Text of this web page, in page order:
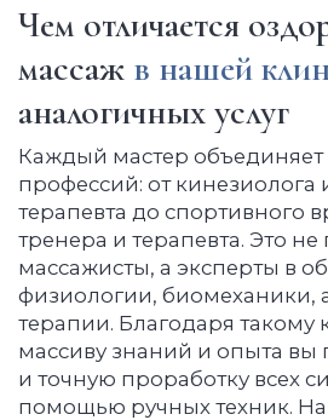
Чем отличается
массаж в нашей
аналогичных услуг
Каждый мастер объединяет
профессий: от кинезиолога
терапевта до спортивного
тренера и терапевта. Это не
массажисты, а эксперты в
физиологии, биомеханики,
терапии. Благодаря такому
массиву знаний и опыта вы
и точную проработку всех
помощью ручных техник.